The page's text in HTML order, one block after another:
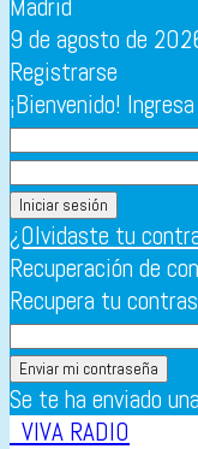
Madrid
9 de agosto de
Registrarse
¡Bienvenido!
¿Olvidaste tu
Recuperación de
Recupera tu
Se te ha enviado
VIVA RADIO